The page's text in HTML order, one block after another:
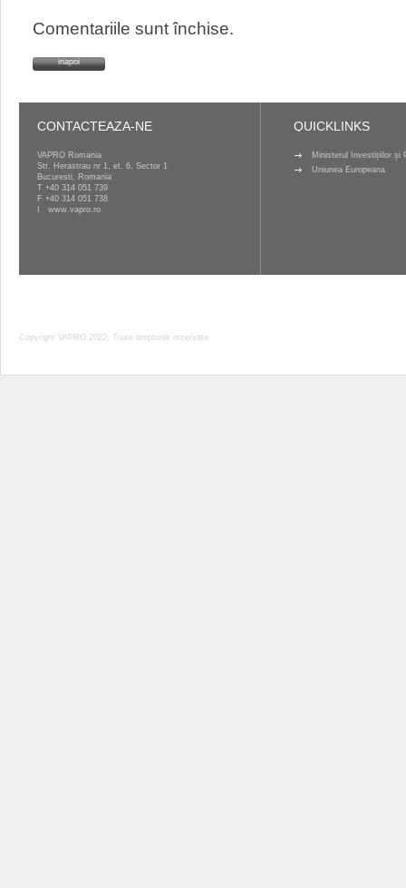
Comentariile sunt închise.
inapoi
CONTACTEAZA-NE
VAPRO Romania
Str. Herastrau nr 1, et. 6, Sector 1
Bucuresti, Romania
T +40 314 051 739
F +40 314 051 738
www.vapro.ro
QUICKLINKS
Ministerul Investițiilor și
Uniunea Europeana
Copyright VAPRO 2022, Toate drepturile rezervate